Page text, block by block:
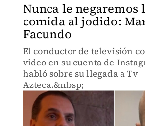
Nunca le negaremos
comida al jodido:
Facundo
El conductor de televisión
video en su cuenta de
habló sobre su llegada a Tv
Azteca.&nbsp;